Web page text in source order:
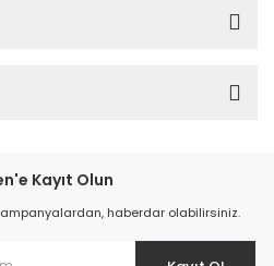
Kayıt Olun
haberdar olabilirsiniz.